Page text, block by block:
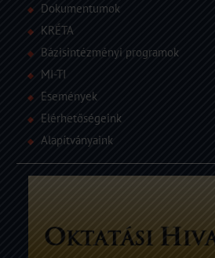
Dokumentumok
KRÉTA
Bázisintézményi programok
MI-TI
Események
Elérhetőségeink
Alapítványaink